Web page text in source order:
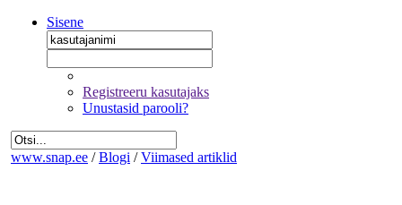
Sisene
Registreeru kasutajaks
Unustasid parooli?
www.snap.ee / Blogi / Viimased artiklid